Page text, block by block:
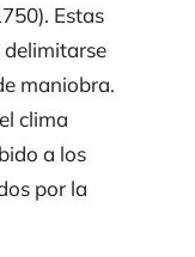
Estas
delimitarse
maniobra.
clima
a los
por la